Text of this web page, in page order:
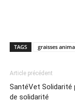
TAGS graisses
Article précédent
SantéVet Solidarité
de solidarité